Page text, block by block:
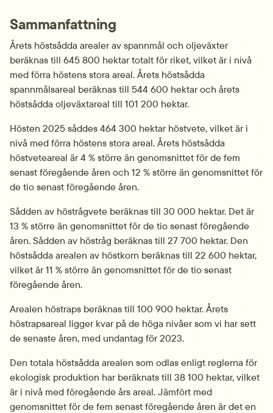
Sammanfattning
Årets höstsådda arealer av spannmål och oljeväxter
beräknas till 645 800 hektar totalt för riket, vilket är i nivå
med förra höstens stora areal. Årets höstsådda
spannmålsareal beräknas till 544 600 hektar och årets
höstsådda oljeväxtareal till 101 200 hektar.
Hösten 2025 såddes 464 300 hektar höstvete, vilket är i
nivå med förra höstens stora areal. Årets höstsådda
höstveteareal är 4 % större än genomsnittet för de fem
senast föregående åren och 12 % större än genomsnittet för
de tio senast föregående åren.
Sådden av höstrågvete beräknas till 30 000 hektar. Det är
13 % större än genomsnittet för de tio senast föregående
åren. Sådden av höstråg beräknas till 27 700 hektar. Den
höstsådda arealen av höstkorn beräknas till 22 600 hektar,
vilket är 11 % större än genomsnittet för de tio senast
föregående åren.
Arealen höstraps beräknas till 100 900 hektar. Årets
höstrapsareal ligger kvar på de höga nivåer som vi har sett
de senaste åren, med undantag för 2023.
Den totala höstsådda arealen som odlas enligt reglerna för
ekologisk produktion har beräknats till 38 100 hektar, vilket
är i nivå med föregående års areal. Jämfört med
genomsnittet för de fem senast föregående åren är det en